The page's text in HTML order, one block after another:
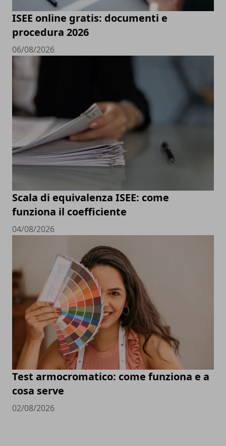
ISEE online gratis: documenti e
procedura 2026
06/08/2026
Scala di equivalenza ISEE: come
funziona il coefficiente
04/08/2026
Test armocromatico: come funziona e a
cosa serve
02/08/2026